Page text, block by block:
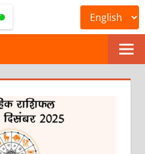
ONLINE
ASTROLOGICAL
JOURNAL
–